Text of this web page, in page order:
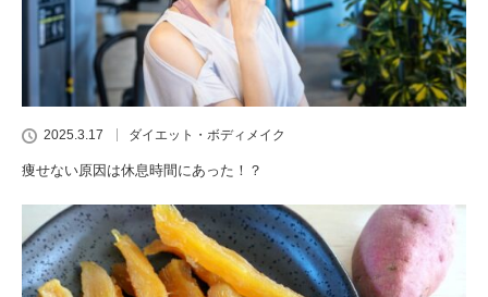
2025.3.17 ダイエット・ボディメイク
痩せない原因は休息時間にあった！？